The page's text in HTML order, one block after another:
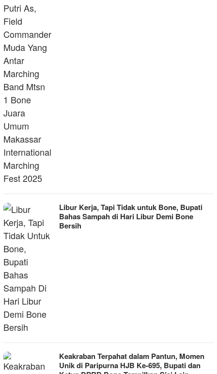
Libur Kerja, Tapi Tidak untuk Bone, Bupati
Bahas Sampah di Hari Libur Demi Bone
Bersih
Keakraban Terpahat dalam Pantun, Momen
Unik di Paripurna HJB Ke-695, Bupati dan